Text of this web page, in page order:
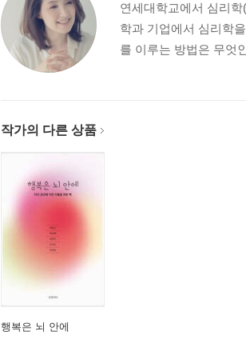
연세대학교에서 심리
학과 기업에서 심리학
를 이루는 방법은 무엇
작가의 다른 상품
행복은 뇌 안에